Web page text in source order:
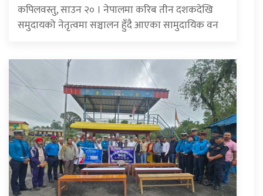
कपिलवस्तु, साउन २० । नेपालमा करिब तीन दशकदेखि
समुदायको नेतृत्वमा सञ्चालन हुँदै आएका सामुदायिक वन